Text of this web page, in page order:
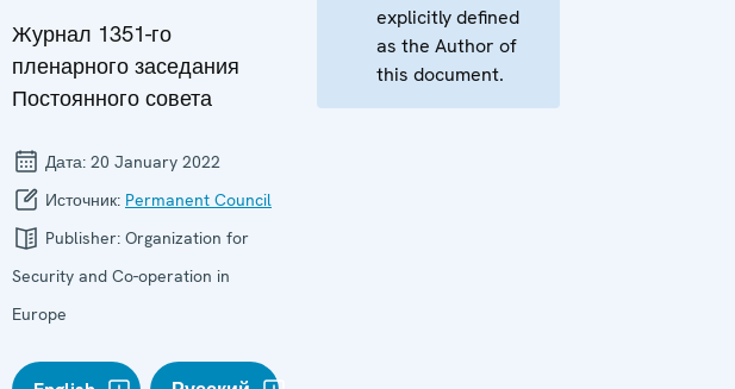
Журнал 1351-го
пленарного заседания
Постоянного совета
Дата: 20 January 2022
Источник: Permanent Council
Publisher: Organization for
Security and Co-operation in
Europe
explicitly defined
as the Author of
this document.